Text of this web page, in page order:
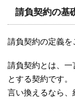
請負契約の基
請負契約の定義を
請負契約とは、
とする契約です。
言い換えるなら、